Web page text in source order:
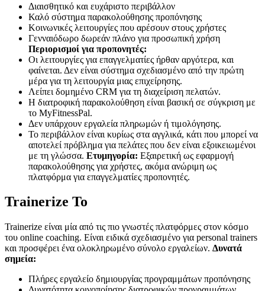
Διαισθητικό και ευχάριστο περιβάλλον
Καλό σύστημα παρακολούθησης προπόνησης
Κοινωνικές λειτουργίες που αρέσουν στους χρήστες
Γενναιόδωρο δωρεάν πλάνο για προσωπική χρήση
Περιορισμοί για προπονητές:
Οι λειτουργίες για επαγγελματίες ήρθαν αργότερα, και
φαίνεται. Δεν είναι σύστημα σχεδιασμένο από την πρώτη
μέρα για τη λειτουργία μιας επιχείρησης.
Λείπει δομημένο CRM για τη διαχείριση πελατών.
Η διατροφική παρακολούθηση είναι βασική σε σύγκριση με
το MyFitnessPal.
Δεν υπάρχουν εργαλεία πληρωμών ή τιμολόγησης.
Το περιβάλλον είναι κυρίως στα αγγλικά, κάτι που μπορεί να
αποτελεί πρόβλημα για πελάτες που δεν είναι εξοικειωμένοι
με τη γλώσσα. Ετυμηγορία: Εξαιρετική ως εφαρμογή
παρακολούθησης για χρήστες, ακόμα ανώριμη ως
πλατφόρμα για επαγγελματίες προπονητές.
Trainerize Το
Trainerize είναι μία από τις πιο γνωστές πλατφόρμες στον κόσμο
του online coaching. Είναι ειδικά σχεδιασμένο για personal trainers
και προσφέρει ένα ολοκληρωμένο σύνολο εργαλείων. Δυνατά
σημεία:
Πλήρες εργαλείο δημιουργίας προγραμμάτων προπόνησης